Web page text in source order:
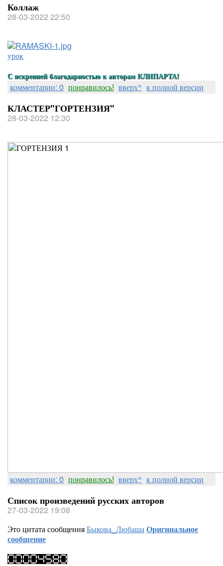
Коллаж
28-03-2022 22:50
урок
С искренней благодарностью к авторам КЛИПАРТА!
комментарии: 0 понравилось! вверх^ к полной версии
КЛАСТЕР"ГОРТЕНЗИЯ"
28-03-2022 12:30
комментарии: 0 понравилось! вверх^ к полной версии
Список произведений русских авторов
27-03-2022 19:08
Это цитата сообщенияБыкова_ЛюбашаОригинальное
сообщение